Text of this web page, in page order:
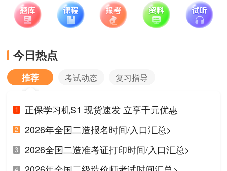
今日热点
推荐 考试动态 复习指导
正保学习机S1 现货速发 立享千元优惠
2026年全国二造报名时间/入口汇总>
2026全国二造准考证打印时间/入口汇总>